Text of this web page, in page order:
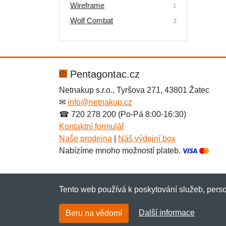
Wireframe 1
Wolf Combat 3
Pentagontac.cz
Netnakup s.r.o., Tyršova 271, 43801 Žatec
✉ info@netnakup.cz
☎ 720 278 200 (Po-Pá 8:00-16:30)
Kontaktní formulář
Naše prodejna
Náš výdejní box
Nabízíme mnoho možností plateb.
Copyright © 2007-2026 (19 let s vámi)
Tento web používá k poskytování služeb,
Beru na vědomí Další informace